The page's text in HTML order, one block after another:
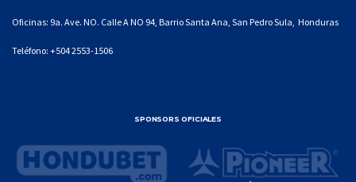
Oficinas: 9a. Ave. NO. Calle A NO 94, Barrio Santa Ana, San Pedro Sula, Honduras
Teléfono: +504 2553-1506
SPONSORS OFICIALES